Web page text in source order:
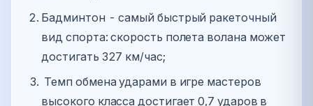
Бадминтон - самый быстрый ракеточный
вид спорта: скорость полета волана может
достигать 327 км/час;
Темп обмена ударами в игре мастеров
высокого класса достигает 0,7 ударов в